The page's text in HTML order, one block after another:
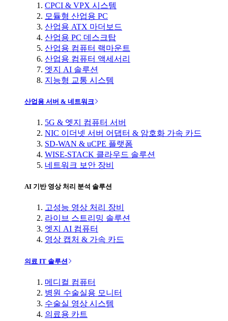
CPCI & VPX 시스템
모듈형 산업용 PC
산업용 ATX 마더보드
산업용 PC 데스크탑
산업용 컴퓨터 랙마운트
산업용 컴퓨터 액세서리
엣지 AI 솔루션
지능형 교통 시스템
산업용 서버 & 네트워크
5G & 엣지 컴퓨터 서버
NIC 이더넷 서버 어댑터 & 암호화 가속 카드
SD-WAN & uCPE 플랫폼
WISE-STACK 클라우드 솔루션
네트워크 보안 장비
AI 기반 영상 처리 분석 솔루션
고성능 영상 처리 장비
라이브 스트리밍 솔루션
엣지 AI 컴퓨터
영상 캡처 & 가속 카드
의료 IT 솔루션
메디컬 컴퓨터
병원 수술실용 모니터
수술실 영상 시스템
의료용 카트